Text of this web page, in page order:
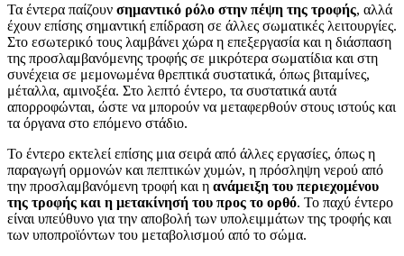
Τα έντερα παίζουν σημαντικό ρόλο στην πέψη της τροφής, αλλά
έχουν επίσης σημαντική επίδραση σε άλλες σωματικές λειτουργίες.
Στο εσωτερικό τους λαμβάνει χώρα η επεξεργασία και η διάσπαση
της προσλαμβανόμενης τροφής σε μικρότερα σωματίδια και στη
συνέχεια σε μεμονωμένα θρεπτικά συστατικά, όπως βιταμίνες,
μέταλλα, αμινοξέα. Στο λεπτό έντερο, τα συστατικά αυτά
απορροφώνται, ώστε να μπορούν να μεταφερθούν στους ιστούς και
τα όργανα στο επόμενο στάδιο.
Το έντερο εκτελεί επίσης μια σειρά από άλλες εργασίες, όπως η
παραγωγή ορμονών και πεπτικών χυμών, η πρόσληψη νερού από
την προσλαμβανόμενη τροφή και η ανάμειξη του περιεχομένου
της τροφής και η μετακίνησή του προς το ορθό. Το παχύ έντερο
είναι υπεύθυνο για την αποβολή των υπολειμμάτων της τροφής και
των υποπροϊόντων του μεταβολισμού από το σώμα.